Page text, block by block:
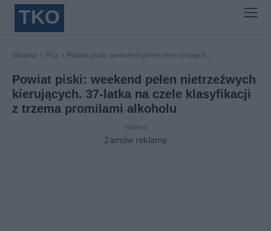
TKO
Główna Pisz Powiat piski: weekend pełen nietrzeźwych...
Powiat piski: weekend pełen nietrzeźwych
kierujących. 37-latka na czele klasyfikacji
z trzema promilami alkoholu
reklama
Zamów reklamę